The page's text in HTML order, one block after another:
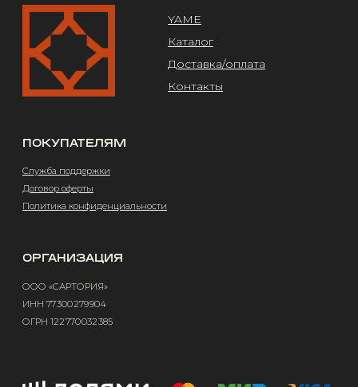
ИНН 77 300 279 904
ОГРН 122 770 032 385